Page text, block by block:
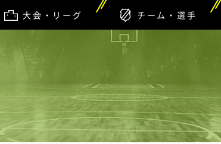
大会・リーグ チーム・選手